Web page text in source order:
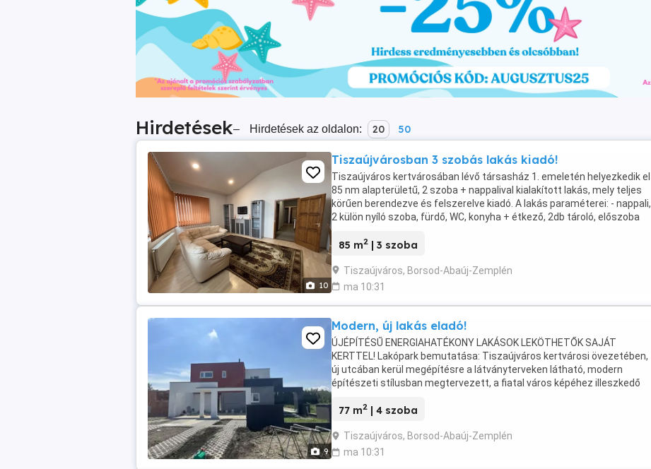
Hirdetések– Hirdetések az oldalon: 20 50
10
Tiszaújvárosban 3 szobás lakás kiadó!
Tiszaújváros kertvárosában lévő társasház 1. emeletén helyezkedik el
85 nm alapterületű, 2 szoba + nappalival kialakított lakás, mely teljes
körűen berendezve és felszerelve kiadó. A lakás paraméterei: - nappali,
2 külön nyíló szoba, fürdő, WC, konyha + étkező, 2db tároló, előszoba
85 m2 | 3 szoba
Tiszaújváros, Borsod-Abaúj-Zemplén
ma 10:31
9
Modern, új lakás eladó!
ÚJÉPÍTÉSŰ ENERGIAHATÉKONY LAKÁSOK LEKÖTHETŐK SAJÁT
KERTTEL! Lakópark bemutatása: Tiszaújváros kertvárosi övezetében,
új utcában kerül megépítésre a látványterveken látható, modern
építészeti stílusban megtervezett, a fiatal város képéhez illeszkedő
77 m2 | 4 szoba
Tiszaújváros, Borsod-Abaúj-Zemplén
ma 10:31